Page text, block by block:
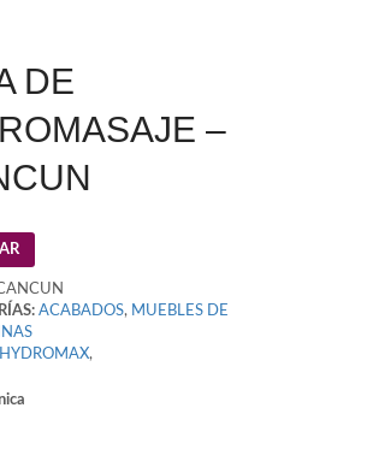
DE
–
ACABADOS, MUEBLES DE
HYDROMAX,